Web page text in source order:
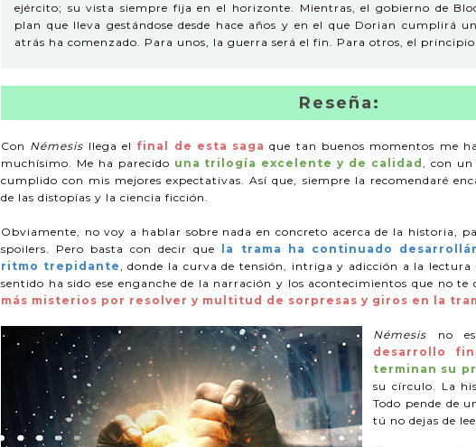
ejército; su vista siempre fija en el horizonte. Mientras, el gobierno de
plan que lleva gestándose desde hace años y en el que Dorian cumplirá
atrás ha comenzado. Para unos, la guerra será el fin. Para otros, el
Reseña:
Con Némesis llega el final de esta sagaque tan buenos momentos me
muchísimo. Me ha parecido una trilogía excelente y de calidad, con un
cumplido con mis mejores expectativas. Así que, siempre la recomendaré
de las distopías y la ciencia ficción.
Obviamente, no voy a hablar sobre nada en concreto acerca de la historia,
spoilers. Pero basta con decir que
la trama ha continuado
ritmo trepidante, donde la curva de tensión, intriga y adicción a la lectura
sentido ha sido ese enganche de la narración y los acontecimientos que no te
más misterios por resolver y multitud de sorpresas y giros en la
Némesis no
desarrollo
terminan su
su círculo. La
Todo pende de
tú no dejas de